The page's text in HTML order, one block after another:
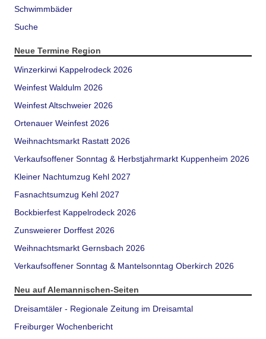
Schwimmbäder
Suche
Neue Termine Region
Winzerkirwi Kappelrodeck 2026
Weinfest Waldulm 2026
Weinfest Altschweier 2026
Ortenauer Weinfest 2026
Weihnachtsmarkt Rastatt 2026
Verkaufsoffener Sonntag & Herbstjahrmarkt Kuppenheim 2026
Kleiner Nachtumzug Kehl 2027
Fasnachtsumzug Kehl 2027
Bockbierfest Kappelrodeck 2026
Zunsweierer Dorffest 2026
Weihnachtsmarkt Gernsbach 2026
Verkaufsoffener Sonntag & Mantelsonntag Oberkirch 2026
Neu auf Alemannischen-Seiten
Dreisamtäler - Regionale Zeitung im Dreisamtal
Freiburger Wochenbericht